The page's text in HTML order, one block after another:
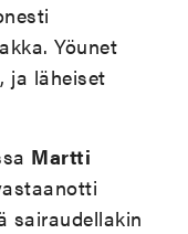
Yöunet
ja läheiset
Martti
sairaudellakin